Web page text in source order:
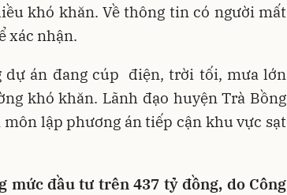
khó khăn. Về thông tin có người mất
xác nhận.
dự án đang cúp điện, trời tối, mưa lớn
khó khăn. Lãnh đạo huyện Trà Bồng
lập phương án tiếp cận khu vực sạt
mức đầu tư trên 437 tỷ đồng, do Công